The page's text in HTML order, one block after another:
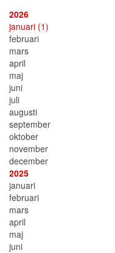
2026
januari (1)
februari
mars
april
maj
juni
juli
augusti
september
oktober
november
december
2025
januari
februari
mars
april
maj
juni